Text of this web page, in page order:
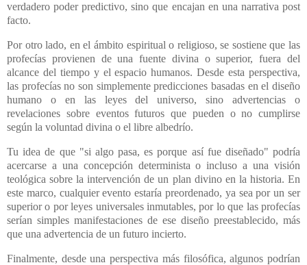
verdadero poder predictivo, sino que encajan en una narrativa post
facto.
Por otro lado, en el ámbito espiritual o religioso, se sostiene que las
profecías provienen de una fuente divina o superior, fuera del
alcance del tiempo y el espacio humanos. Desde esta perspectiva,
las profecías no son simplemente predicciones basadas en el diseño
humano o en las leyes del universo, sino advertencias o
revelaciones sobre eventos futuros que pueden o no cumplirse
según la voluntad divina o el libre albedrío.
Tu idea de que "si algo pasa, es porque así fue diseñado" podría
acercarse a una concepción determinista o incluso a una visión
teológica sobre la intervención de un plan divino en la historia. En
este marco, cualquier evento estaría preordenado, ya sea por un ser
superior o por leyes universales inmutables, por lo que las profecías
serían simples manifestaciones de ese diseño preestablecido, más
que una advertencia de un futuro incierto.
Finalmente, desde una perspectiva más filosófica, algunos podrían